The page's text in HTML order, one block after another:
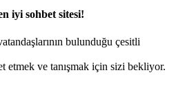
iyi sohbet sitesi!
bulunduğu çesitli
etmek ve tanışmak için sizi bekliyor.